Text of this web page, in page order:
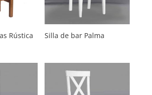
Rústica Silla de bar Palma